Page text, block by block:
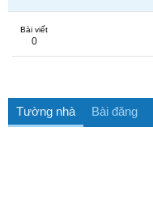
Bài viết
0
Tường nhà Bài đăng